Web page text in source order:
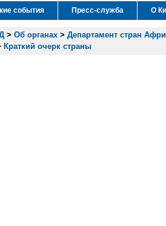
события Пресс-служба О
> Об органах > Департамент стран
Краткий очерк страны